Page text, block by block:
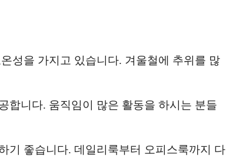
성을 가지고 있습니다. 겨울철에 추위를 많
합니다. 움직임이 많은 활동을 하시는 분들
기 좋습니다. 데일리룩부터 오피스룩까지 다